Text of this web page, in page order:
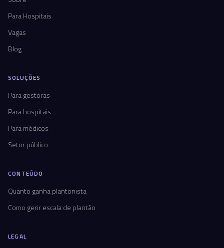
Para Hospitais
Vagas
Blog
SOLUÇÕES
Para gestoras
Para hospitais
Para médicos
Setor público
CONTEÚDO
Quanto ganha plantonista
Como gerir escala de plantão
LEGAL